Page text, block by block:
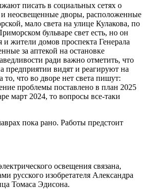
писать в социальных сетях о
и неосвещенные дворы, расположенные
мало света на улице Кулакова, по
бульваре свет есть, но он
жители домов проспекта Генерала
за аптекой на остановке
ради важно отметить, что
предприятии видят и реагируют на
то, что во дворе нет света пишут:
проблемы поставлено в план 2025
март 2024, то вопросы все-таки
пока рано. Работы предстоит
освещения связана,
русского изобретателя Александра
Томаса Эдисона.